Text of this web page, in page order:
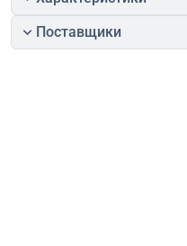
Поставщики